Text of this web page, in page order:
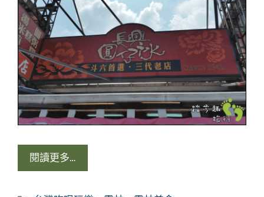
閱讀更多…